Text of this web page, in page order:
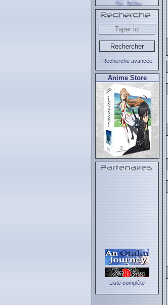
Recherche avancée
Anime Store
Liste complète